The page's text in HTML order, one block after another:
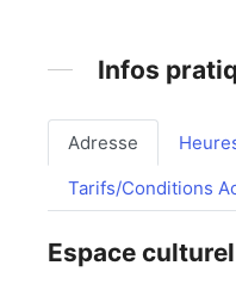
Infos
Adresse
Tarifs/Conditions
Espace